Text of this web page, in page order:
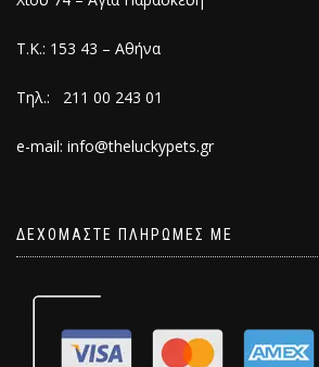
Τ.Κ.: 153 43 – Αθήνα
Τηλ.: 211 00 243 01
e-mail: info@theluckypets.gr
ΔΕΧΟΜΑΣΤΕ ΠΛΗΡΩΜΕΣ ΜΕ